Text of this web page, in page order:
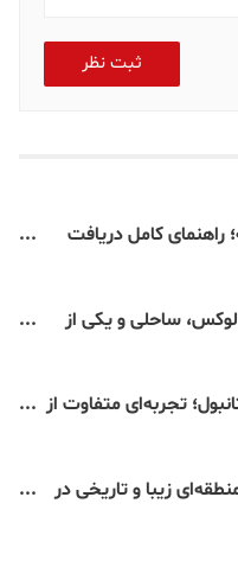
ثبت نظر
راهنمای کامل دریافت
ساحلی و یکی از
تجربه‌ای متفاوت از
زیبا و تاریخی در